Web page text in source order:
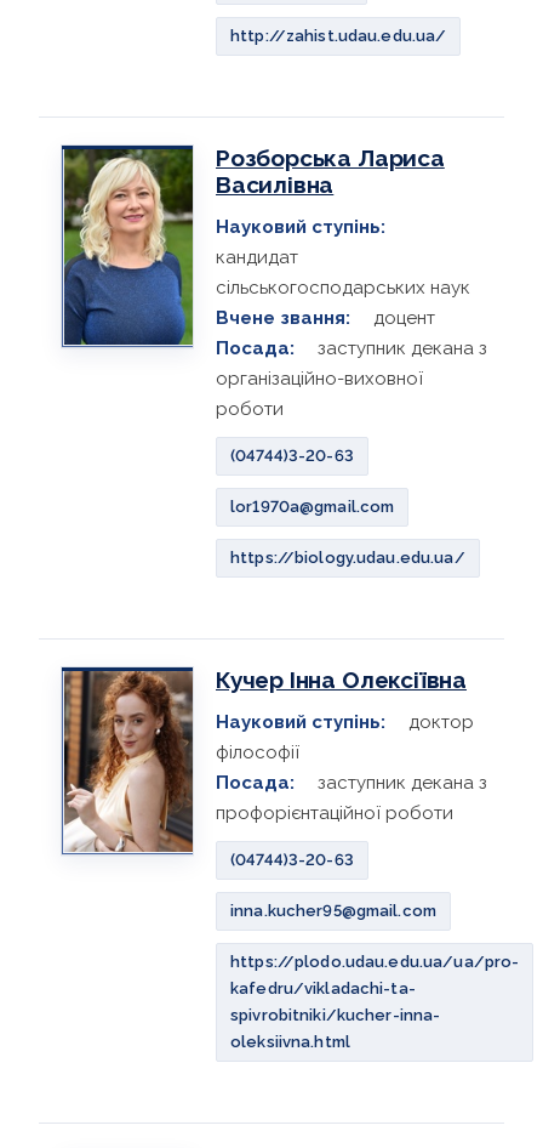
http://zahist.udau.edu.ua/
Розборська Лариса
Василівна
Науковий ступінь:
кандидат
сільськогосподарських наук
Вчене звання:
доцент
Посада:
заступник декана з
організаційно-виховної
роботи
(04744)3-20-63
lor1970a@gmail.com
https://biology.udau.edu.ua/
Кучер Інна Олексіївна
Науковий ступінь:
доктор
філософії
Посада:
заступник декана з
профорієнтаційної роботи
(04744)3-20-63
inna.kucher95@gmail.com
https://plodo.udau.edu.ua/ua/pro-
kafedru/vikladachi-ta-
spivrobitniki/kucher-inna-
oleksiivna.html